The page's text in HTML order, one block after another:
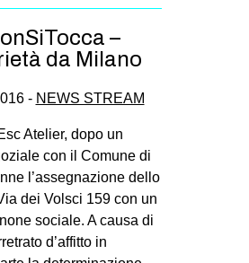
AMBIENTE
ANTIFASCISMO
ALL’ABITARE
GENERI
MIGRAZIONI
PRECARIATO
REPRESSIONE
STUDENTI
CULTURE
–
da Milano
- NEWS STREAM
Atelier, dopo un
con il Comune di
l’assegnazione dello
dei Volsci 159 con un
sociale. A causa di
d’affitto in